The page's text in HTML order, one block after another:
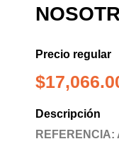
Precio regular
$
Descripción
REFERENCIA: